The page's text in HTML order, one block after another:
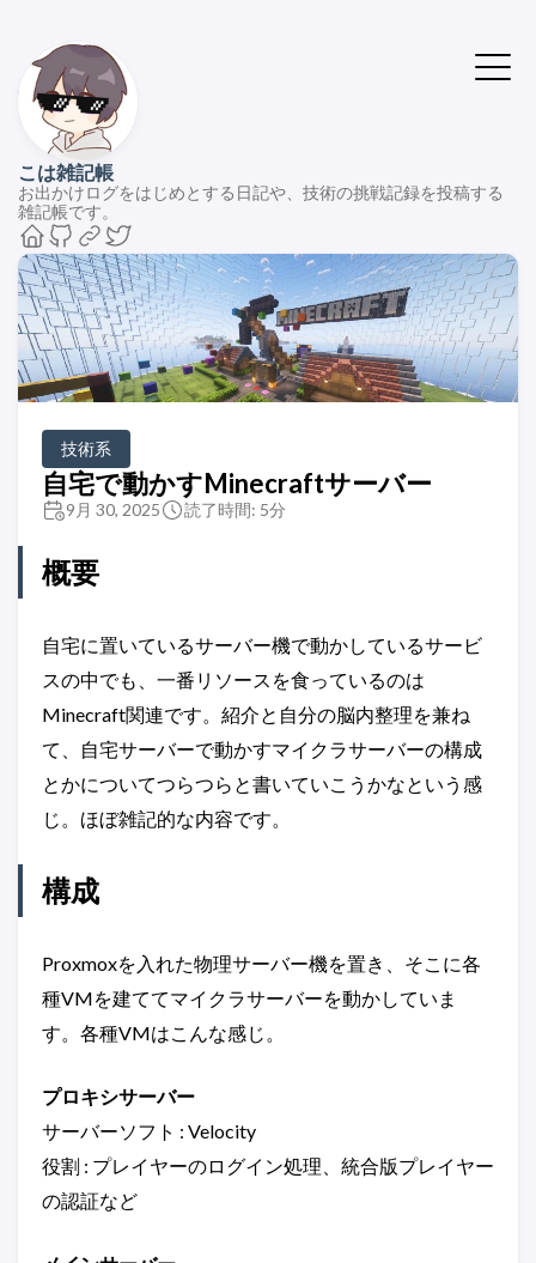
こは雑記帳
お出かけログをはじめとする日記や、技術の挑戦記録を投稿する
雑記帳です。
技術系
自宅で動かすMinecraftサーバー
9月 30, 2025 読了時間: 5分
概要
自宅に置いているサーバー機で動かしているサービ
スの中でも、一番リソースを食っているのは
Minecraft関連です。紹介と自分の脳内整理を兼ね
て、自宅サーバーで動かすマイクラサーバーの構成
とかについてつらつらと書いていこうかなという感
じ。ほぼ雑記的な内容です。
構成
Proxmoxを入れた物理サーバー機を置き、そこに各
種VMを建ててマイクラサーバーを動かしていま
す。各種VMはこんな感じ。
プロキシサーバー
サーバーソフト : Velocity
役割 : プレイヤーのログイン処理、統合版プレイヤー
の認証など